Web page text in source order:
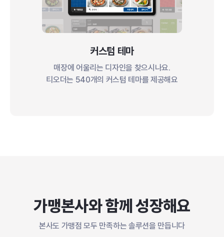
커스텀 테마
매장에 어울리는 디자인을 찾으시나요.
티오더는 540개의 커스텀 테마를 제공해요
가맹본사와 함께 성장해요
본사도 가맹점 모두 만족하는 솔루션을 만듭니다